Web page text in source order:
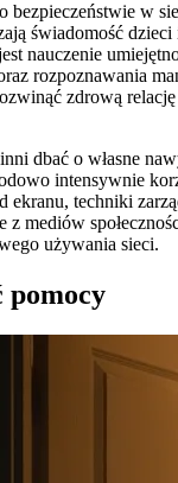
bezpieczeństwie w
świadomość dzieci
nauczenie
rozpoznawania
zdrową
dbać o własne
intensywnie
ekranu, techniki
z mediów
używania sieci.
pomocy